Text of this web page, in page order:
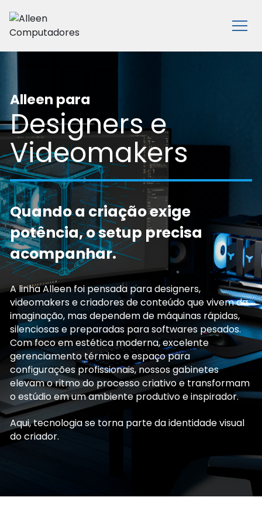
Abrir
Alleen para
Designers e
Videomakers
Quando a criação exige
potência, o setup precisa
acompanhar.
A linha Alleen foi pensada para designers,
videomakers e criadores de conteúdo que vivem da
imaginação, mas dependem de máquinas rápidas,
silenciosas e preparadas para softwares pesados.
Com foco em estética moderna, excelente
gerenciamento térmico e espaço para
configurações profissionais, nossos gabinetes
elevam o ritmo do processo criativo e transformam
o estúdio em um ambiente produtivo e inspirador.
Aqui, tecnologia se torna parte da identidade visual
do criador.